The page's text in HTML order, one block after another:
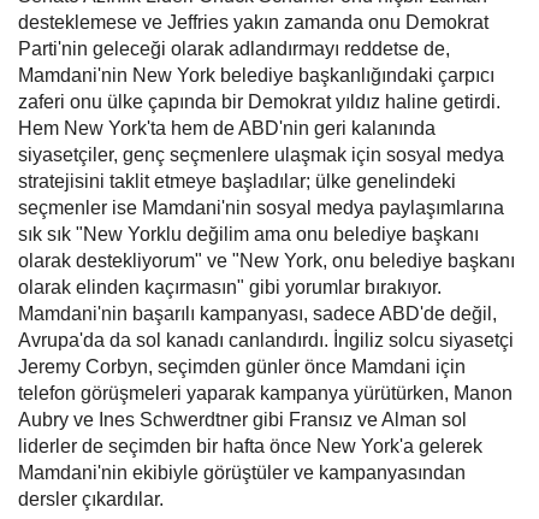
desteklemese ve Jeffries yakın zamanda onu Demokrat
Parti'nin geleceği olarak adlandırmayı reddetse de,
Mamdani'nin New York belediye başkanlığındaki çarpıcı
zaferi onu ülke çapında bir Demokrat yıldız haline getirdi.
Hem New York'ta hem de ABD'nin geri kalanında
siyasetçiler, genç seçmenlere ulaşmak için sosyal medya
stratejisini taklit etmeye başladılar; ülke genelindeki
seçmenler ise Mamdani'nin sosyal medya paylaşımlarına
sık sık "New Yorklu değilim ama onu belediye başkanı
olarak destekliyorum" ve "New York, onu belediye başkanı
olarak elinden kaçırmasın" gibi yorumlar bırakıyor.
Mamdani'nin başarılı kampanyası, sadece ABD'de değil,
Avrupa'da da sol kanadı canlandırdı. İngiliz solcu siyasetçi
Jeremy Corbyn, seçimden günler önce Mamdani için
telefon görüşmeleri yaparak kampanya yürütürken, Manon
Aubry ve Ines Schwerdtner gibi Fransız ve Alman sol
liderler de seçimden bir hafta önce New York'a gelerek
Mamdani'nin ekibiyle görüştüler ve kampanyasından
dersler çıkardılar.